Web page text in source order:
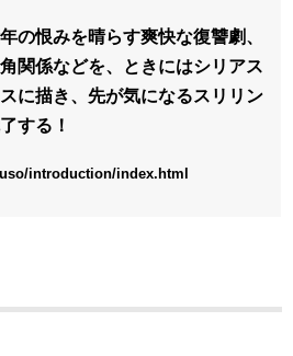
の恨みを晴らす爽快な復讐劇、
関係などを、ときにはシリアス
に描き、先が気になるスリリン
する！
introduction/index.html